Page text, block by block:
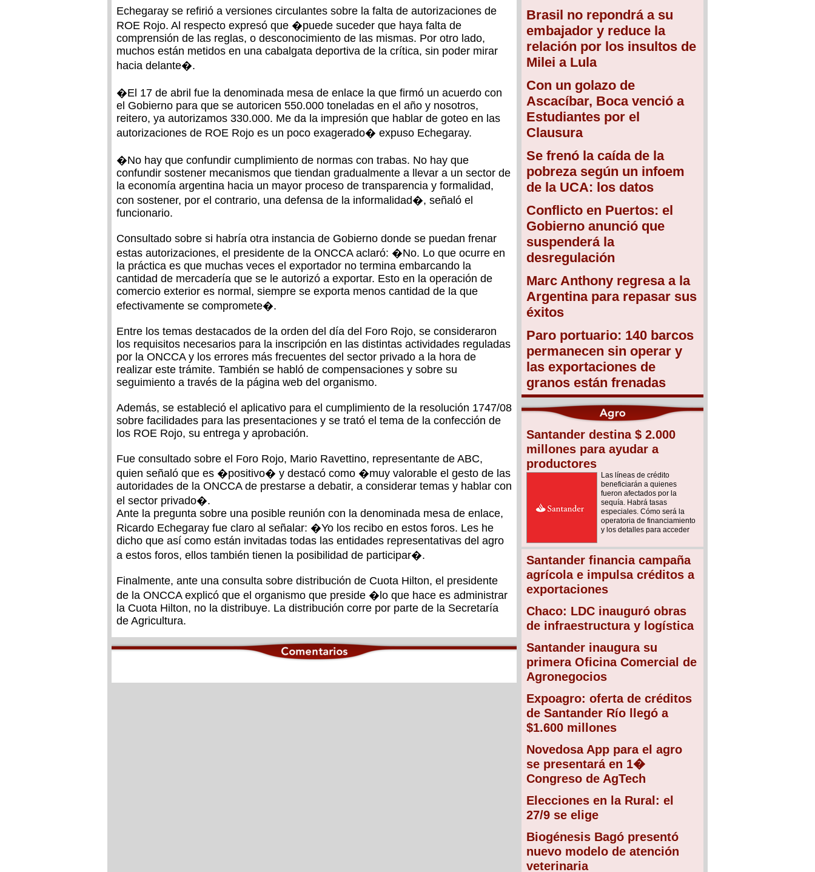
Brasil no repondrá a su
embajador y reduce la
relación por los insultos de
Milei a Lula
Con un golazo de
Ascacíbar, Boca venció a
Estudiantes por el
Clausura
Se frenó la caída de la
pobreza según un infoem
de la UCA: los datos
Conflicto en Puertos: el
Gobierno anunció que
suspenderá la
desregulación
Marc Anthony regresa a la
Argentina para repasar sus
éxitos
Paro portuario: 140 barcos
permanecen sin operar y
las exportaciones de
granos están frenadas
Santander destina $ 2.000
millones para ayudar a
productores
Las líneas de crédito
beneficiarán a quienes
fueron afectados por la
sequía. Habrá tasas
especiales. Cómo será la
operatoria de financiamiento
y los detalles para acceder
Santander financia campaña
agrícola e impulsa créditos a
exportaciones
Chaco: LDC inauguró obras
de infraestructura y logística
Santander inaugura su
primera Oficina Comercial de
Agronegocios
Expoagro: oferta de créditos
de Santander Río llegó a
$1.600 millones
Novedosa App para el agro
se presentará en 1�
Congreso de AgTech
Elecciones en la Rural: el
27/9 se elige
Biogénesis Bagó presentó
nuevo modelo de atención
veterinaria
Echegaray se refirió a versiones circulantes sobre la falta de autorizaciones de
ROE Rojo. Al respecto expresó que �puede suceder que haya falta de
comprensión de las reglas, o desconocimiento de las mismas. Por otro lado,
muchos están metidos en una cabalgata deportiva de la crítica, sin poder mirar
hacia delante�.
�El 17 de abril fue la denominada mesa de enlace la que firmó un acuerdo con
el Gobierno para que se autoricen 550.000 toneladas en el año y nosotros,
reitero, ya autorizamos 330.000. Me da la impresión que hablar de goteo en las
autorizaciones de ROE Rojo es un poco exagerado� expuso Echegaray.
�No hay que confundir cumplimiento de normas con trabas. No hay que
confundir sostener mecanismos que tiendan gradualmente a llevar a un sector de
la economía argentina hacia un mayor proceso de transparencia y formalidad,
con sostener, por el contrario, una defensa de la informalidad�, señaló el
funcionario.
Consultado sobre si habría otra instancia de Gobierno donde se puedan frenar
estas autorizaciones, el presidente de la ONCCA aclaró: �No. Lo que ocurre en
la práctica es que muchas veces el exportador no termina embarcando la
cantidad de mercadería que se le autorizó a exportar. Esto en la operación de
comercio exterior es normal, siempre se exporta menos cantidad de la que
efectivamente se compromete�.
Entre los temas destacados de la orden del día del Foro Rojo, se consideraron
los requisitos necesarios para la inscripción en las distintas actividades reguladas
por la ONCCA y los errores más frecuentes del sector privado a la hora de
realizar este trámite. También se habló de compensaciones y sobre su
seguimiento a través de la página web del organismo.
Además, se estableció el aplicativo para el cumplimiento de la resolución 1747/08
sobre facilidades para las presentaciones y se trató el tema de la confección de
los ROE Rojo, su entrega y aprobación.
Fue consultado sobre el Foro Rojo, Mario Ravettino, representante de ABC,
quien señaló que es �positivo� y destacó como �muy valorable el gesto de las
autoridades de la ONCCA de prestarse a debatir, a considerar temas y hablar con
el sector privado�.
Ante la pregunta sobre una posible reunión con la denominada mesa de enlace,
Ricardo Echegaray fue claro al señalar: �Yo los recibo en estos foros. Les he
dicho que así como están invitadas todas las entidades representativas del agro
a estos foros, ellos también tienen la posibilidad de participar�.
Finalmente, ante una consulta sobre distribución de Cuota Hilton, el presidente
de la ONCCA explicó que el organismo que preside �lo que hace es administrar
la Cuota Hilton, no la distribuye. La distribución corre por parte de la Secretaría
de Agricultura.